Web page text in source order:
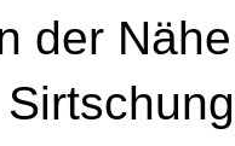
der